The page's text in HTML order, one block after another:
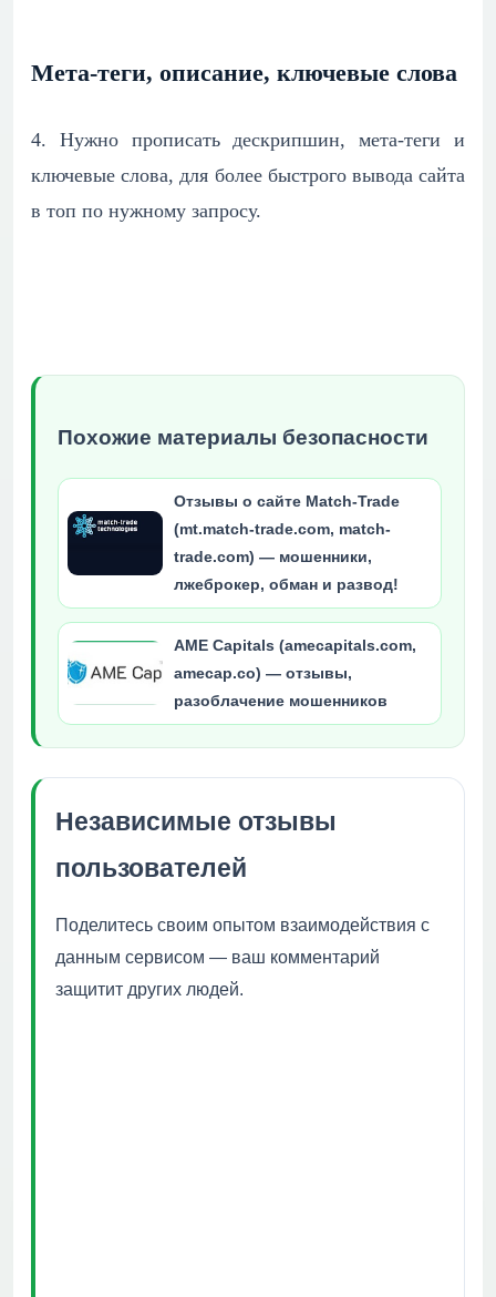
Мета-теги, описание, ключевые слова
4. Нужно прописать дескрипшин, мета-теги и
ключевые слова, для более быстрого вывода сайта
в топ по нужному запросу.
Похожие материалы безопасности
Отзывы о сайте Match-Trade
(mt.match-trade.com, match-
trade.com) — мошенники,
лжеброкер, обман и развод!
AME Capitals (amecapitals.com,
amecap.co) — отзывы,
разоблачение мошенников
Независимые отзывы
пользователей
Поделитесь своим опытом взаимодействия с
данным сервисом — ваш комментарий
защитит других людей.